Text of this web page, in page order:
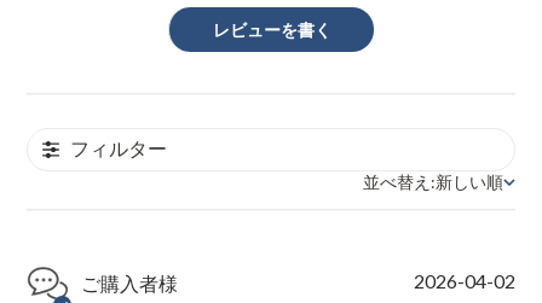
レビューを書く
フィルター
並べ替え
並べ替え:新しい順
ご購入者様
P
2026-04-02